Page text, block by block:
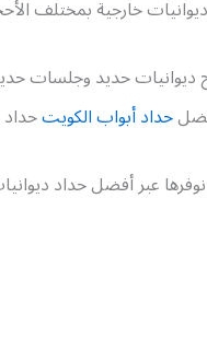
خارجية بمختلف
حديد وجلسات
حداد أبواب الكويت
عبر أفضل حداد